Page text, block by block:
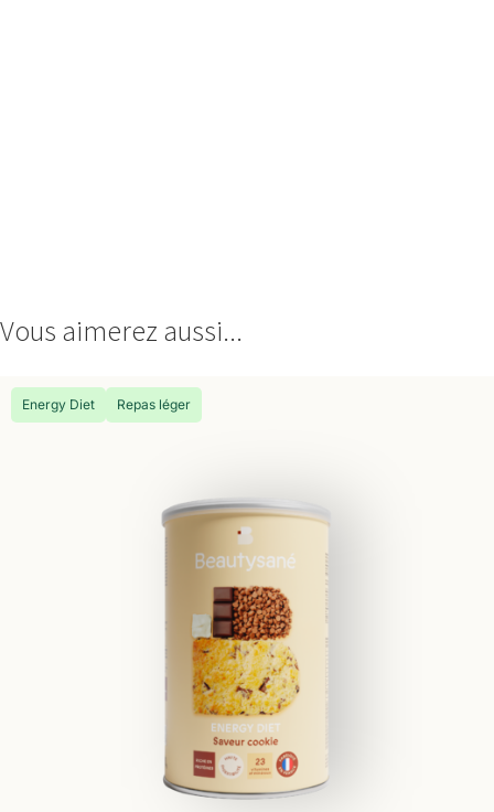
Vous aimerez aussi...
Energy Diet Repas léger